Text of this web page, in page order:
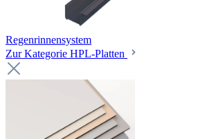
Regenrinnensystem
Zur Kategorie HPL-Platten